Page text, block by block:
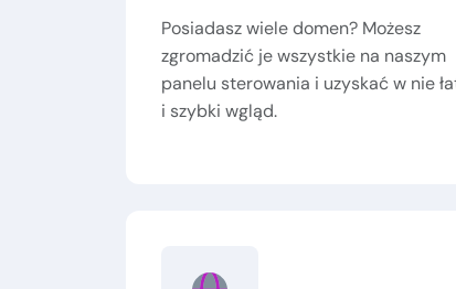
Posiadasz wiele domen? Możesz
zgromadzić je wszystkie na naszym
panelu sterowania i uzyskać w nie
i szybki wgląd.